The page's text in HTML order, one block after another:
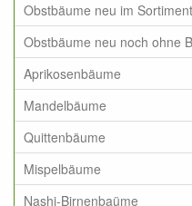
Obstbäume neu im Sortiment
Obstbäume neu noch ohne
Aprikosenbäume
Mandelbäume
Quittenbäume
Mispelbäume
Nashi-Birnenbaüme